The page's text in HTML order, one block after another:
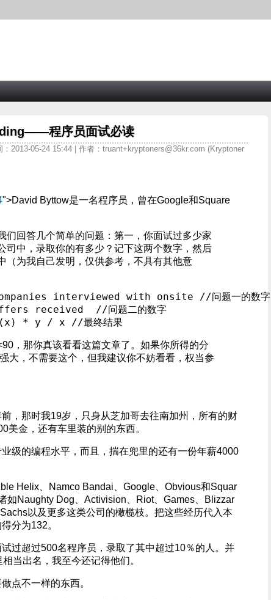
程序员面试必读
：2013-05-24 15:44 | 作者： truant+kryptoners@36kr.com (Kryptoner
">David Byttow是一名程序员，曾在Google和Square
们回答几个简单的问题：第一，你面试过多少家
司中，录取你的有多少？记下这两个数字，然后
（为我自己发明，仅供参考，不具有其他意
interviewed with onsite //问题一的数字
received  //问题二的数字
，那你真该看看这篇文章了。如果你所得的分
大，不需要这个，但我建议你不妨看看，权当参
，那时我19岁，只身从芝加哥去往南加州，所有的财
美金，还有车里装的别的东西。
级的编程水平，而且，揣在兜里的还有一份年薪4000
Helix、Namco Bandai、Google、Obvious和Squar
如Naughty Dog、Activision、Riot、Games、Blizzar
以及更多这类公司的橄榄枝。把这些经历代入本
分为132。
过超过500名程序员，录取了其中超过10％的人。并
当出名，我至今还记得他们。
点不一样的东西。